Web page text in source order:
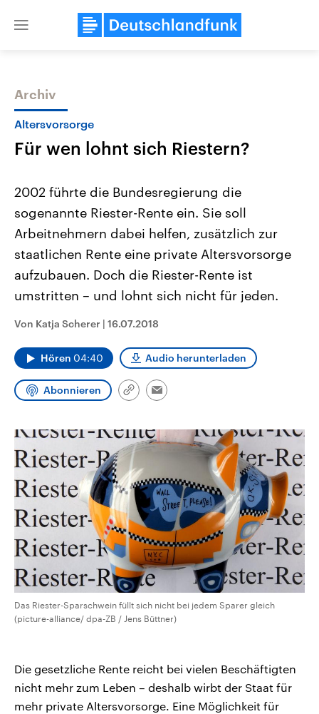
Close
Themen
Landtagswahl Sachsen-Anhalt
2026
Alle Informationen
Sachsen-Anhalt wählt am 6.
September 2026 einen neuen
Bundesland von einer Koalition aus
CDU, SPD und FDP regiert.-
Wahlprogramme, aktuelle Berichte
und Hintergründe zu den Parteien
Wahl.
USA
Aktuelle Beiträge,
Hintergründe
Wirtschaftlich und
gehören die Vereinigten
den mächtigsten Ländern
Sendungen Programm Podcasts
Audio-Archiv
Archiv
Altersvorsorge
Für wen lohnt sich Riestern?
2002 führte die Bundesregierung die
sogenannte Riester-Rente ein. Sie soll
Arbeitnehmern dabei helfen, zusätzlich zur
staatlichen Rente eine private Altersvorsorge
aufzubauen. Doch die Riester-Rente ist
umstritten – und lohnt sich nicht für jeden.
Von Katja Scherer | 16.07.2018
Hören 04:40 Audio herunterladen
Abonnieren
Link
Email
Das Riester-Sparschwein füllt sich nicht bei jedem Sparer gleich
(picture-alliance/ dpa-ZB / Jens Büttner)
Die gesetzliche Rente reicht bei vielen Beschäftigten
nicht mehr zum Leben – deshalb wirbt der Staat für
mehr private Altersvorsorge. Eine Möglichkeit für